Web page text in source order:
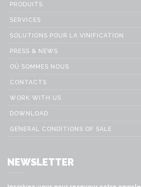
PRODUITS
SERVICES
SOLUTIONS POUR LA VINIFICATION
PRESS & NEWS
OÙ SOMMES NOUS
CONTACTS
WORK WITH US
DOWNLOAD
GENERAL CONDITIONS OF SALE
NEWSLETTER